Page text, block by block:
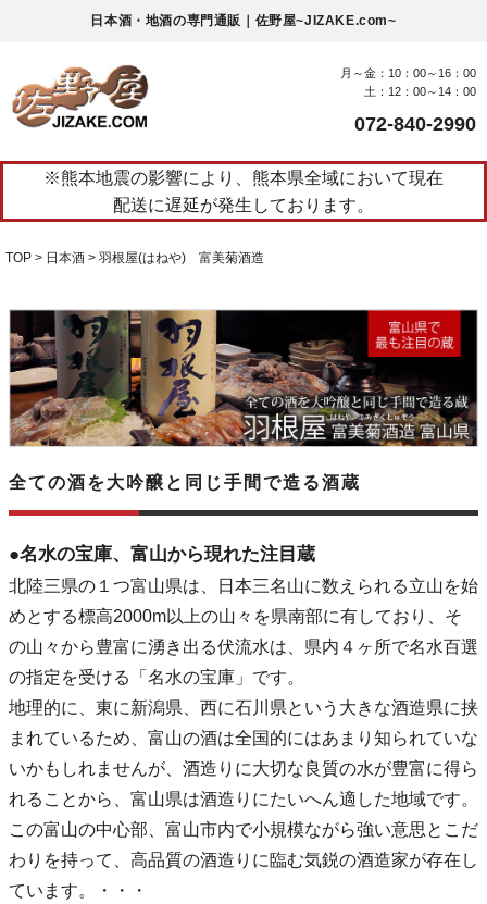
日本酒・地酒の専門通販｜佐野屋~JIZAKE.com~
月～金：10：00～16：00
土：12：00～14：00
072-840-2990
※熊本地震の影響により、熊本県全域において現在
配送に遅延が発生しております。
TOP 日本酒 羽根屋(はねや) 富美菊酒造
全ての酒を大吟醸と同じ手間で造る酒蔵
●名水の宝庫、富山から現れた注目蔵
北陸三県の１つ富山県は、日本三名山に数えられる立山を始
めとする標高2000m以上の山々を県南部に有しており、そ
の山々から豊富に湧き出る伏流水は、県内４ヶ所で名水百選
の指定を受ける「名水の宝庫」です。
地理的に、東に新潟県、西に石川県という大きな酒造県に挟
まれているため、富山の酒は全国的にはあまり知られていな
いかもしれませんが、酒造りに大切な良質の水が豊富に得ら
れることから、富山県は酒造りにたいへん適した地域です。
この富山の中心部、富山市内で小規模ながら強い意思とこだ
わりを持って、高品質の酒造りに臨む気鋭の酒造家が存在し
ています。・・・